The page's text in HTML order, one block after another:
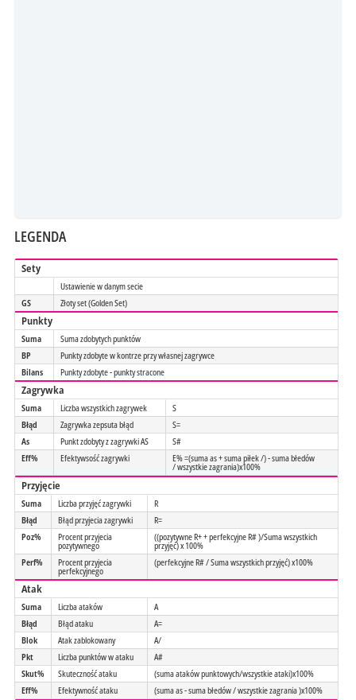
LEGENDA
Sety
Ustawienie w danym secie
GS
Złoty set (Golden Set)
Punkty
Suma
Suma zdobytych punktów
BP
Punkty zdobyte w kontrze przy własnej zagrywce
Bilans
Punkty zdobyte - punkty stracone
Zagrywka
Suma Liczba wszystkich zagrywek
S
Błąd
Zagrywka zepsuta błąd
S=
As
Punkt zdobyty z zagrywki AS
S#
Eff%
Efektywsość zagrywki E% =(suma as + suma piłek /) - suma błedów
/ wszystkie zagrania)x100%
Przyjęcie
Suma Liczba przyjęć zagrywki
R
Błąd
Błąd przyjecia zagrywki
R=
Poz%
Procent przyjecia
pozytywnego
((pozytywne R+ + perfekcyjne R# )/Suma wszystkich
przyjęć) x 100%
Perf%
Procent przyjecia
perfekcyjnego
(perfekcyjne R# / Suma wszystkich przyjęć) x100%
Atak
Suma Liczba ataków
A
Błąd
Błąd ataku
A=
Blok
Atak zablokowany
A/
Pkt
Liczba punktów w ataku
A#
Skut%
Skuteczność ataku
(suma ataków punktowych/wszystkie ataki)x100%
Eff%
Efektywność ataku (suma as - suma błedów / wszystkie zagrania )x100%